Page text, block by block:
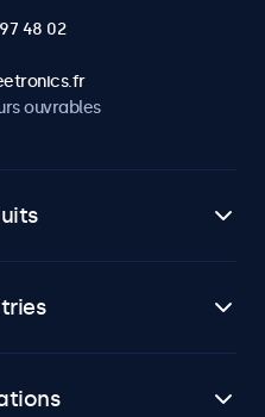
48 02
ouvrables